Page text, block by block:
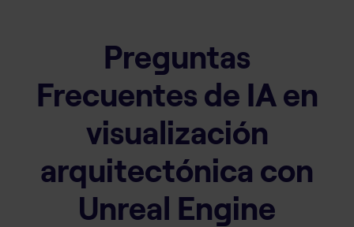
Preguntas
Frecuentes de IA en
visualización
arquitectónica con
Unreal Engine